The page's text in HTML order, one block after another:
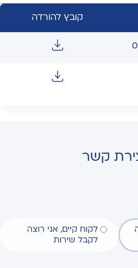
קובץ להורדה
קשר
לקוח קיים, אני רוצה
לקבל שירות